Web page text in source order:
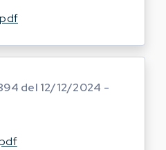
del 12/12/2024 -